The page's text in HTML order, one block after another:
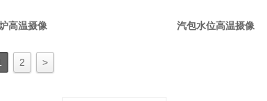
高温摄像 汽包水位高温摄像
2 >